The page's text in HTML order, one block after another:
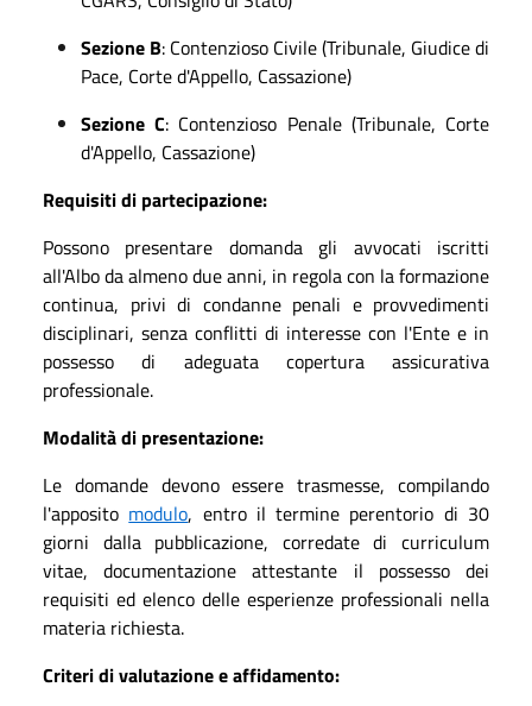
Sezione B: Contenzioso Civile (Tribunale, Giudice di
Pace, Corte d'Appello, Cassazione)
Sezione C: Contenzioso Penale (Tribunale, Corte
d'Appello, Cassazione)
Requisiti di partecipazione:
Possono presentare domanda gli avvocati iscritti
all'Albo da almeno due anni, in regola con la formazione
continua, privi di condanne penali e provvedimenti
disciplinari, senza conflitti di interesse con l'Ente e in
possesso di adeguata copertura assicurativa
professionale.
Modalità di presentazione:
Le domande devono essere trasmesse, compilando
l'apposito modulo, entro il termine perentorio di 30
giorni dalla pubblicazione, corredate di curriculum
vitae, documentazione attestante il possesso dei
requisiti ed elenco delle esperienze professionali nella
materia richiesta.
Criteri di valutazione e affidamento: